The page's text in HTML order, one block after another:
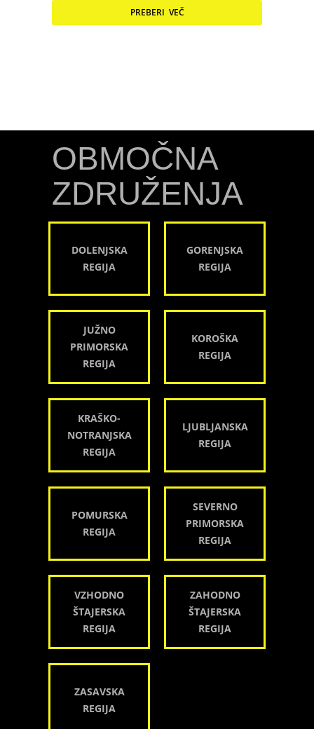
PREBERI VEČ
OBMOČNA
ZDRUŽENJA
DOLENJSKA
REGIJA
GORENJSKA
REGIJA
JUŽNO
PRIMORSKA
REGIJA
KOROŠKA
REGIJA
KRAŠKO-
NOTRANJSKA
REGIJA
LJUBLJANSKA
REGIJA
POMURSKA
REGIJA
SEVERNO
PRIMORSKA
REGIJA
VZHODNO
ŠTAJERSKA
REGIJA
ZAHODNO
ŠTAJERSKA
REGIJA
ZASAVSKA
REGIJA